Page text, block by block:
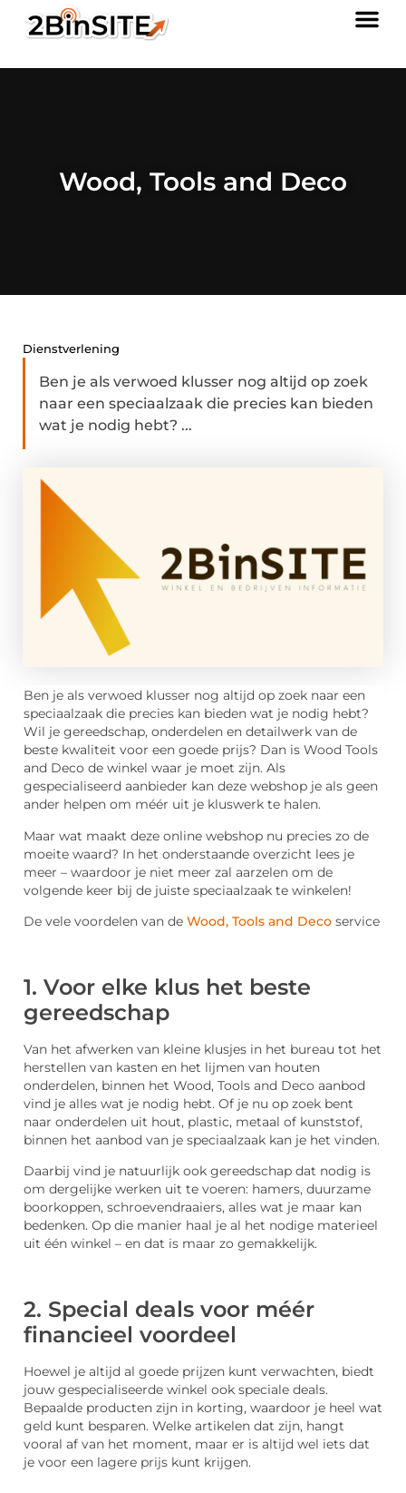
Wood, Tools and Deco
Dienstverlening
Ben je als verwoed klusser nog altijd op zoek
naar een speciaalzaak die precies kan bieden
wat je nodig hebt? ...
Ben je als verwoed klusser nog altijd op zoek naar een
speciaalzaak die precies kan bieden wat je nodig hebt?
Wil je gereedschap, onderdelen en detailwerk van de
beste kwaliteit voor een goede prijs? Dan is Wood Tools
and Deco de winkel waar je moet zijn. Als
gespecialiseerd aanbieder kan deze webshop je als geen
ander helpen om méér uit je kluswerk te halen.
Maar wat maakt deze online webshop nu precies zo de
moeite waard? In het onderstaande overzicht lees je
meer – waardoor je niet meer zal aarzelen om de
volgende keer bij de juiste speciaalzaak te winkelen!
De vele voordelen van de Wood, Tools and Deco service
1. Voor elke klus het beste
gereedschap
Van het afwerken van kleine klusjes in het bureau tot het
herstellen van kasten en het lijmen van houten
onderdelen, binnen het Wood, Tools and Deco aanbod
vind je alles wat je nodig hebt. Of je nu op zoek bent
naar onderdelen uit hout, plastic, metaal of kunststof,
binnen het aanbod van je speciaalzaak kan je het vinden.
Daarbij vind je natuurlijk ook gereedschap dat nodig is
om dergelijke werken uit te voeren: hamers, duurzame
boorkoppen, schroevendraaiers, alles wat je maar kan
bedenken. Op die manier haal je al het nodige materieel
uit één winkel – en dat is maar zo gemakkelijk.
2. Special deals voor méér
financieel voordeel
Hoewel je altijd al goede prijzen kunt verwachten, biedt
jouw gespecialiseerde winkel ook speciale deals.
Bepaalde producten zijn in korting, waardoor je heel wat
geld kunt besparen. Welke artikelen dat zijn, hangt
vooral af van het moment, maar er is altijd wel iets dat
je voor een lagere prijs kunt krijgen.